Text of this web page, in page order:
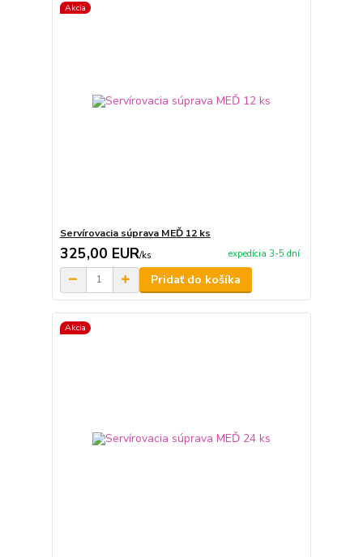
Akcia
Servírovacia súprava MEĎ 12 ks
325,00 EUR/ks expedícia 3-5 dní
Pridať do košíka
Akcia